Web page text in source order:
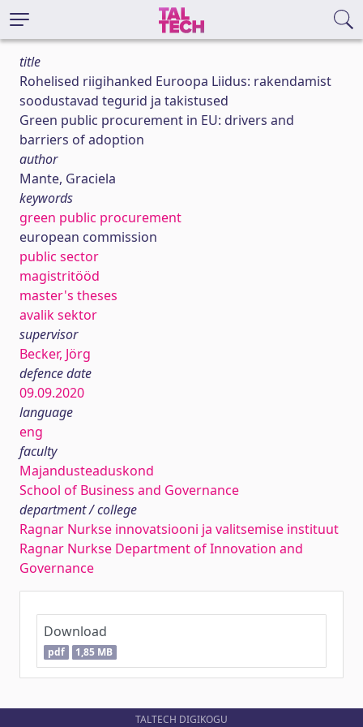
title
Rohelised riigihanked Euroopa Liidus: rakendamist
soodustavad tegurid ja takistused
Green public procurement in EU: drivers and
barriers of adoption
author
Mante, Graciela
keywords
green public procurement
european commission
public sector
magistritööd
master's theses
avalik sektor
supervisor
Becker, Jörg
defence date
09.09.2020
language
eng
faculty
Majandusteaduskond
School of Business and Governance
department / college
Ragnar Nurkse innovatsiooni ja valitsemise instituut
Ragnar Nurkse Department of Innovation and
Governance
Download
pdf 1,85 MB
TALTECH DIGIKOGU